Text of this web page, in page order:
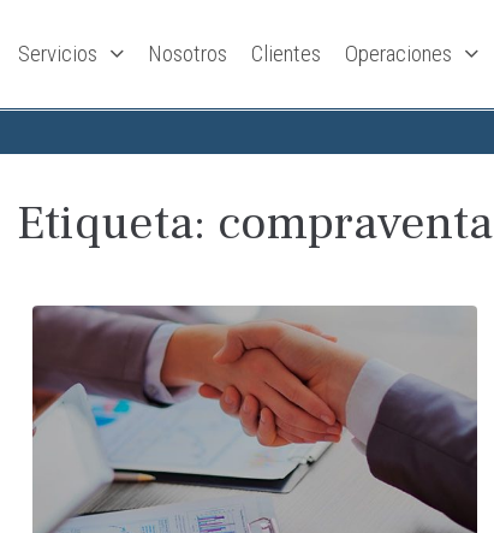
Servicios Nosotros Clientes Operaciones
Etiqueta: compraventa